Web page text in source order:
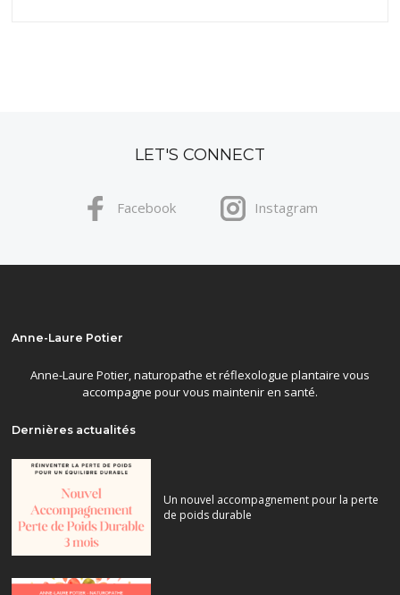
LET'S CONNECT
Facebook Instagram
Anne-Laure Potier
Anne-Laure Potier, naturopathe et réflexologue plantaire vous
accompagne pour vous maintenir en santé.
Dernières actualités
Un nouvel accompagnement pour la perte
de poids durable